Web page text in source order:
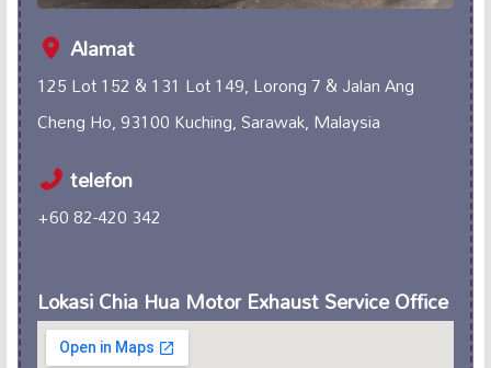
Alamat
125 Lot 152 & 131 Lot 149, Lorong 7 & Jalan Ang
Cheng Ho, 93100 Kuching, Sarawak, Malaysia
telefon
+60 82-420 342
Lokasi Chia Hua Motor Exhaust Service Office